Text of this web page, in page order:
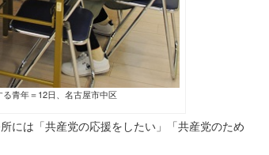
る青年＝12日、名古屋市中区
には「共産党の応援をしたい」「共産党のため